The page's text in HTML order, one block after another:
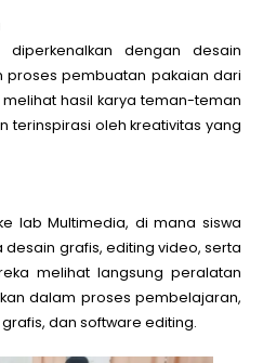
dengan desain
proses pembuatan pakaian dari
hasil karya teman-teman
terinspirasi oleh kreativitas yang
lab Multimedia, di mana siswa
grafis, editing video, serta
melihat langsung peralatan
dalam proses pembelajaran,
dan software editing.